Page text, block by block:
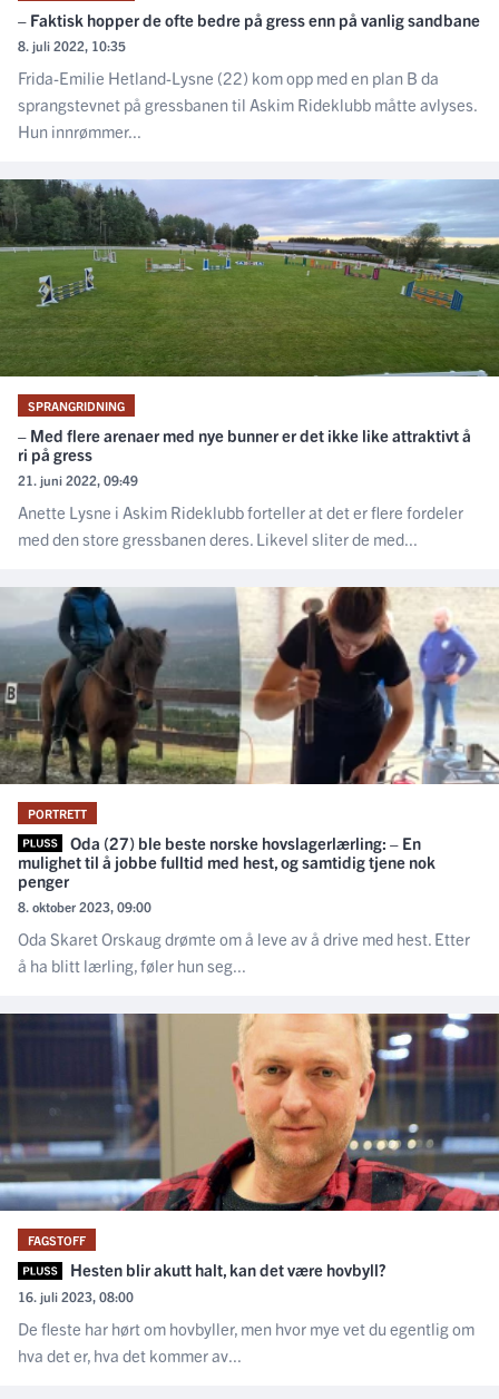
– Faktisk hopper de ofte bedre på gress enn på vanlig sandbane
8. juli 2022, 10:35
Frida-Emilie Hetland-Lysne (22) kom opp med en plan B da
sprangstevnet på gressbanen til Askim Rideklubb måtte avlyses.
Hun innrømmer...
SPRANGRIDNING
– Med flere arenaer med nye bunner er det ikke like attraktivt å
ri på gress
21. juni 2022, 09:49
Anette Lysne i Askim Rideklubb forteller at det er flere fordeler
med den store gressbanen deres. Likevel sliter de med...
PORTRETT
Oda (27) ble beste norske hovslagerlærling: – En
mulighet til å jobbe fulltid med hest, og samtidig tjene nok
penger
8. oktober 2023, 09:00
Oda Skaret Orskaug drømte om å leve av å drive med hest. Etter
å ha blitt lærling, føler hun seg...
FAGSTOFF
Hesten blir akutt halt, kan det være hovbyll?
16. juli 2023, 08:00
De fleste har hørt om hovbyller, men hvor mye vet du egentlig om
hva det er, hva det kommer av...